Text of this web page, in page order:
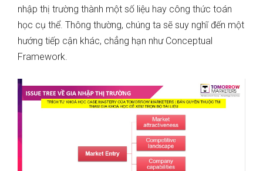
nhập thị trường thành một số liệu hay công thức toán
học cụ thể. Thông thường, chúng ta sẽ suy nghĩ đến một
hướng tiếp cận khác, chẳng hạn như Conceptual
Framework.